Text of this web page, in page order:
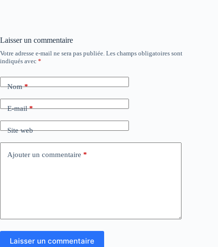
Laisser un commentaire
Votre adresse e-mail ne sera pas publiée. Les champs obligatoires sont
indiqués avec *
Nom*
E-mail*
Site web
Ajouter un commentaire *
Laisser un commentaire